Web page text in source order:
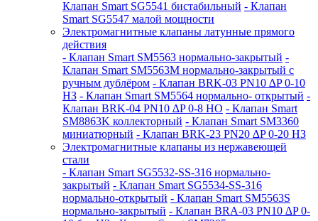
Клапан Smart SG5541 бистабильный - Клапан
Smart SG5547 малой мощности
Электромагнитные клапаны латунные прямого
действия
- Клапан Smart SM5563 нормально-закрытый -
Клапан Smart SM5563M нормально-закрытый с
ручным дублёром - Клапан BRK-03 PN10 ∆P 0-10
НЗ - Клапан Smart SM5564 нормально- открытый -
Клапан BRK-04 PN10 ∆P 0-8 НО - Клапан Smart
SM8863K коллекторный - Клапан Smart SM3360
миниатюрный - Клапан BRK-23 PN20 ∆P 0-20 НЗ
Электромагнитные клапаны из нержавеющей
стали
- Клапан Smart SG5532-SS-316 нормально-
закрытый - Клапан Smart SG5534-SS-316
нормально-открытый - Клапан Smart SM5563S
нормально-закрытый - Клапан BRA-03 PN10 ∆P 0-